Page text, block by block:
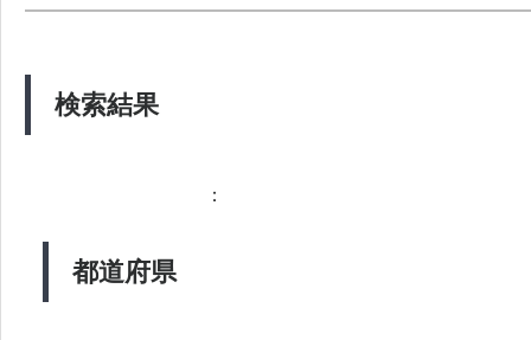
検索結果
都道府県
：